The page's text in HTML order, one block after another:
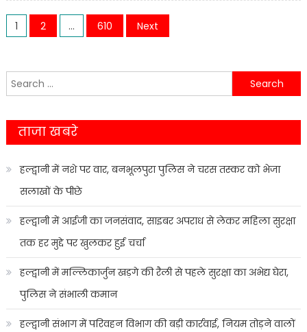
नहीं
पाया,
पुलिस
गिरफ्तार
Posts
1 2 … 610 Next
Search
for:
ताजा खबरे
हल्द्वानी में नशे पर वार, बनभूलपुरा पुलिस ने चरस तस्कर को भेजा
सलाखों के पीछे
हल्द्वानी में आईजी का जनसंवाद, साइबर अपराध से लेकर महिला सुरक्षा
तक हर मुद्दे पर खुलकर हुई चर्चा
हल्द्वानी में मल्लिकार्जुन खड़गे की रैली से पहले सुरक्षा का अभेद्य घेरा,
पुलिस ने संभाली कमान
हल्द्वानी संभाग में परिवहन विभाग की बड़ी कार्रवाई, नियम तोड़ने वालों